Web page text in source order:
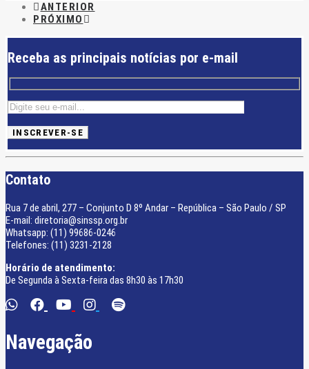
ANTERIOR
PRÓXIMO
Receba as principais notícias por e-mail
Contato
Rua 7 de abril, 277 – Conjunto D 8º Andar – República – São Paulo / SP
E-mail: diretoria@sinssp.org.br
Whatsapp: (11) 99686-0246
Telefones: (11) 3231-2128
Horário de atendimento:
De Segunda à Sexta-feira das 8h30 às 17h30
Navegação